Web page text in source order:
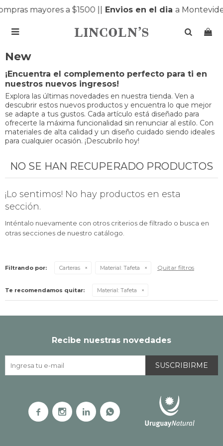
mayores a $1500 | Envios en el dia a

New
¡Encuentra el complemento perfecto para ti en
nuestros nuevos ingresos!
Explora las últimas novedades en nuestra tienda. Ven a
descubrir estos nuevos productos y encuentra lo que mejor
se adapte a tus gustos. Cada artículo está diseñado para
ofrecerte la máxima funcionalidad sin renunciar al estilo. Con
materiales de alta calidad y un diseño cuidado siendo ideales
para cualquier ocasión. ¡Descubrilo hoy!
NO SE HAN RECUPERADO PRODUCTOS
¡Lo sentimos! No hay productos en esta
sección.
Inténtalo nuevamente con otros criterios de filtrado o busca en
otras secciones de nuestro catálogo.
Filtrando por: Carteras Material: Tafeta Quitar filtros
Te recomendamos quitar: Material: Tafeta
Recibe nuestras novedades
SUSCRIBIRME
   